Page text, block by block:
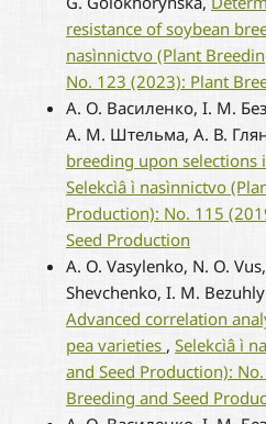
resistance of soybean
nasìnnictvo (Plant
No. 123 (2023): Plant
А. О. Василенко, І. М.
А. М. Штельма, А. В.
breeding upon
Selekcìâ ì nasìnnictvo
Production): No. 115
Seed Production
A. О. Vasylenko, N. О.
Shevchenko, I. M.
Advanced correlation
pea varieties , Selekcìâ ì
and Seed Production):
Breeding and Seed